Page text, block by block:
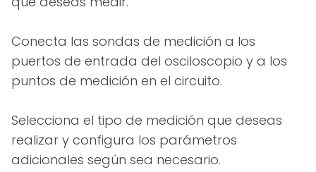
Conecta las sondas de medición a los
puertos de entrada del osciloscopio y a los
puntos de medición en el circuito.
Selecciona el tipo de medición que deseas
realizar y configura los parámetros
adicionales según sea necesario.